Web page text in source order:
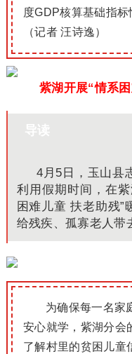
度GDP核算基础指标
（记者 汪诗逸）
紫湖开展“情系
导读
4月5日，玉山县
利用假期时间，在
困难儿童 扶老助残”
给残疾、孤寡老人带
为确保每一名家
安心就学，紫湖分会
了解村里的贫困儿童